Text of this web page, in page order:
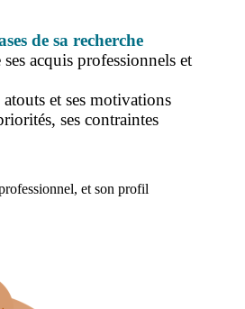
de sa recherche
acquis professionnels et
et ses motivations
ses contraintes
et son profil